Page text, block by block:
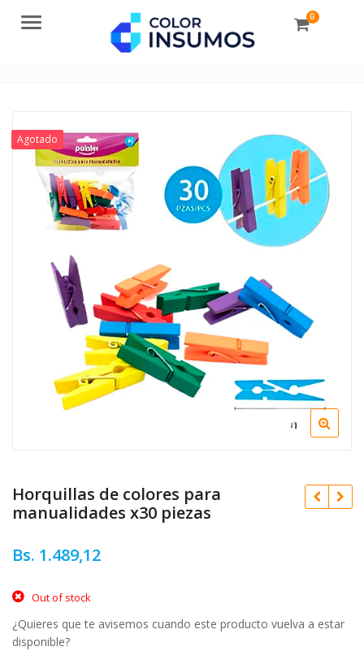
Menu 0
Agotado
Horquillas de colores para
manualidades x30 piezas
Bs. 1.186,76
Bs. 1.489,12
Out of stock
¿Quieres que te avisemos cuando este producto vuelva a estar
disponible?